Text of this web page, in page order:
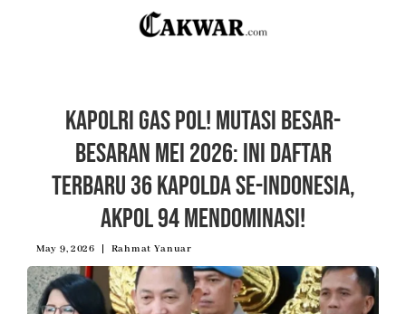
Kapolri Gas Pol! Mutasi Besar-
besaran Mei 2026: Ini Daftar
Terbaru 36 Kapolda se-Indonesia,
Akpol 94 Mendominasi!
May 9, 2026 Rahmat Yanuar